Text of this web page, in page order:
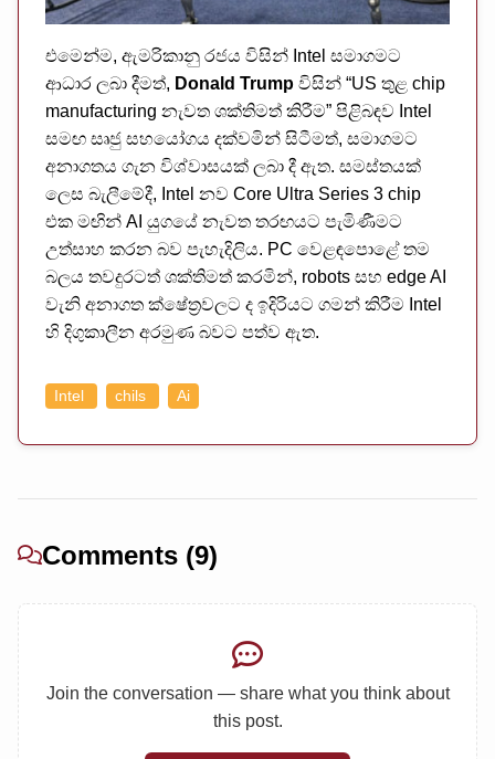
එමෙන්ම, ඇමරිකානු රජය විසින් Intel සමාගමට
ආධාර ලබා දීමත්, Donald Trump විසින් “US තුළ chip
manufacturing නැවත ශක්තිමත් කිරීම” පිළිබඳව Intel
සමඟ සෘජු සහයෝගය දක්වමින් සිටීමත්, සමාගමට
අනාගතය ගැන විශ්වාසයක් ලබා දී ඇත. සමස්තයක්
ලෙස බැලීමේදී, Intel නව Core Ultra Series 3 chip
එක මඟින් AI යුගයේ නැවත තරඟයට පැමිණීමට
උත්සාහ කරන බව පැහැදිලිය. PC වෙළඳපොළේ තම
බලය තවදුරටත් ශක්තිමත් කරමින්, robots සහ edge AI
වැනි අනාගත ක්ෂේත්‍රවලට ද ඉදිරියට ගමන් කිරීම Intel
හි දිගුකාලීන අරමුණ බවට පත්ව ඇත.
Intel chils Ai
Comments (9)
Join the conversation — share what you think about
this post.